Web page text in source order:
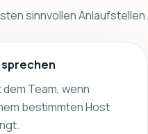
sinnvollen Anlaufstellen.
Team, wenn
bestimmten Host